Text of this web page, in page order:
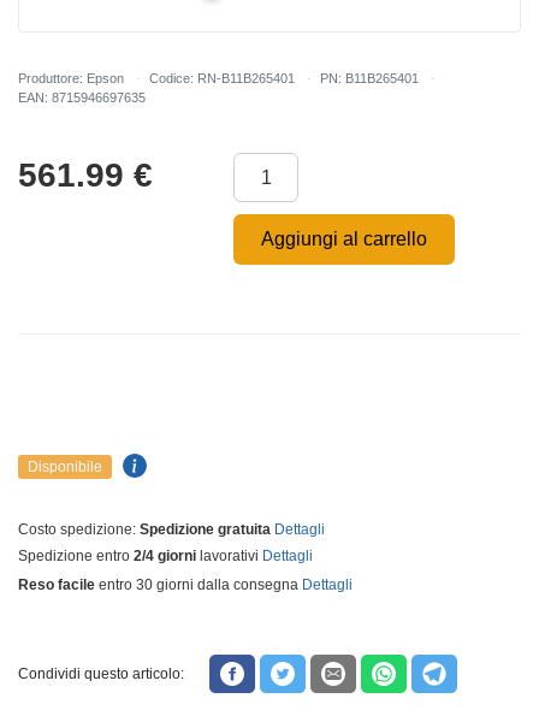
Produttore: Epson Codice: RN-B11B265401
PN: B11B265401
EAN: 8715946697635
561.99 €
Aggiungi al carrello
Disponibile
Costo spedizione: Spedizione gratuita Dettagli
Spedizione entro 2/4 giorni lavorativi Dettagli
Reso facile entro 30 giorni dalla consegna Dettagli
Condividi questo articolo: